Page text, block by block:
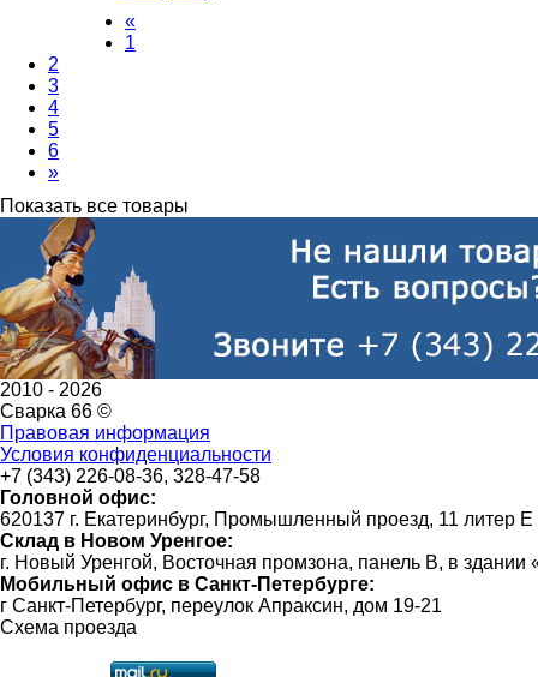
«
1
2
3
4
5
6
»
Показать все товары
2010 - 2026
Сварка 66 ©
Правовая информация
Условия конфиденциальности
+7 (343) 226-08-36, 328-47-58
Головной офис:
620137 г. Екатеринбург, Промышленный проезд, 11 литер Е
Склад в Новом Уренгое:
г. Новый Уренгой, Восточная промзона, панель В, в
Мобильный офис в Санкт-Петербурге:
г Санкт-Петербург, переулок Апраксин, дом 19-21
Схема проезда